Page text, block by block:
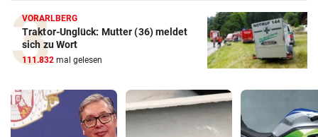
VORARLBERG
Traktor-Unglück: Mutter (36) meldet
sich zu Wort
111.832 mal gelesen